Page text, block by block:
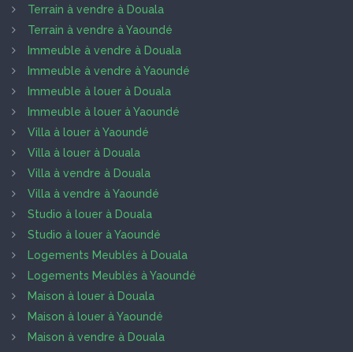
Terrain à vendre à Douala
Terrain à vendre à Yaoundé
Immeuble à vendre à Douala
Immeuble à vendre à Yaoundé
Immeuble à louer à Douala
Immeuble à louer à Yaoundé
Villa à louer à Yaoundé
Villa à louer à Douala
Villa à vendre à Douala
Villa à vendre à Yaoundé
Studio à louer à Douala
Studio à louer à Yaoundé
Logements Meublés à Douala
Logements Meublés à Yaoundé
Maison à louer à Douala
Maison à louer à Yaoundé
Maison à vendre à Douala